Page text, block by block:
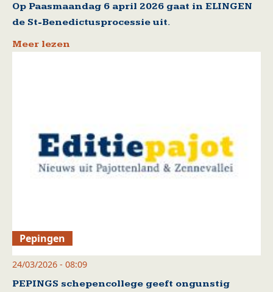
Op Paasmaandag 6 april 2026 gaat in ELINGEN
de St-Benedictusprocessie uit.
Meer lezen
Pepingen
24/03/2026 - 08:09
PEPINGS schepencollege geeft ongunstig